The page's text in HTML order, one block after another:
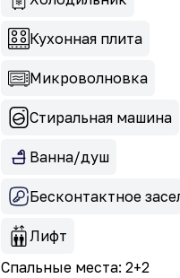
Кухонная плита
Микроволновка
Стиральная машина
Ванна/душ
Бесконтактное
Лифт
Спальные места: 2+2